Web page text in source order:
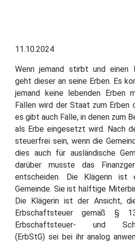
11.10.2024
Wenn jemand stirbt und einen
geht dieser an seine Erben. Es
jemand keine lebenden Erben
Fällen wird der Staat zum Erben
es gibt auch Fälle, in denen zum
als Erbe eingesetzt wird. Nach
steuerfrei sein, wenn die
dies auch für ausländische
darüber musste das
entscheiden. Die Klägerin ist
Gemeinde. Sie ist hälftige
Die Klägerin ist der Ansicht,
Erbschaftsteuer gemäß §
Erbschaftsteuer- und
(ErbStG) sei bei ihr analog